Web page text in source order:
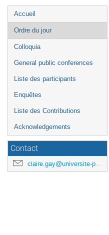
Menu
de
l'événement
Accueil
Ordre du jour
Colloquia
General public conferences
Liste des participants
Enquêtes
Liste des Contributions
Acknowledgements
Contact
claire.gay@universite-paris-saclay.fr